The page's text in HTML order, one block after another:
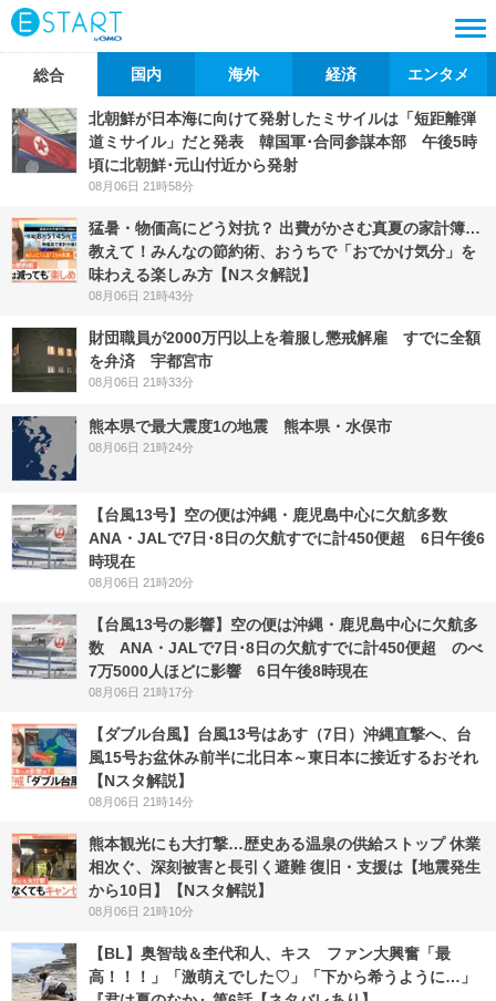
総合 国内 海外 経済 エンタメ
北朝鮮が日本海に向けて発射したミサイルは「短距離弾
道ミサイル」だと発表 韓国軍･合同参謀本部 午後5時
頃に北朝鮮･元山付近から発射
08月06日 21時58分
猛暑・物価高にどう対抗？ 出費がかさむ真夏の家計簿…
教えて！みんなの節約術、おうちで「おでかけ気分」を
味わえる楽しみ方【Nスタ解説】
08月06日 21時43分
財団職員が2000万円以上を着服し懲戒解雇 すでに全額
を弁済 宇都宮市
08月06日 21時33分
熊本県で最大震度1の地震 熊本県・水俣市
08月06日 21時24分
【台風13号】空の便は沖縄・鹿児島中心に欠航多数
ANA・JALで7日･8日の欠航すでに計450便超 6日午後6
時現在
08月06日 21時20分
【台風13号の影響】空の便は沖縄・鹿児島中心に欠航多
数 ANA・JALで7日･8日の欠航すでに計450便超 のべ
7万5000人ほどに影響 6日午後8時現在
08月06日 21時17分
【ダブル台風】台風13号はあす（7日）沖縄直撃へ、台
風15号お盆休み前半に北日本～東日本に接近するおそれ
【Nスタ解説】
08月06日 21時14分
熊本観光にも大打撃…歴史ある温泉の供給ストップ 休業
相次ぐ、深刻被害と長引く避難 復旧・支援は【地震発生
から10日】【Nスタ解説】
08月06日 21時10分
【BL】奥智哉＆杢代和人、キス ファン大興奮「最
高！！！」「激萌えでした♡」「下から希うように…」